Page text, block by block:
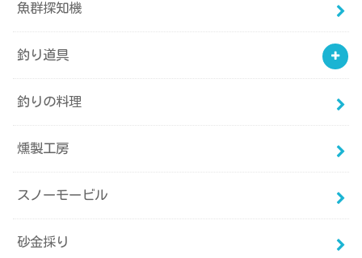
魚群探知機
釣り道具
釣りの料理
燻製工房
スノーモービル
砂金採り